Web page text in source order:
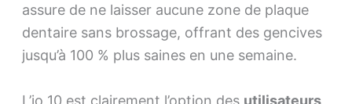
assure de ne laisser aucune zone de plaque
dentaire sans brossage, offrant des gencives
jusqu’à 100 % plus saines en une semaine.
L’io 10 est clairement l’option des utilisateurs